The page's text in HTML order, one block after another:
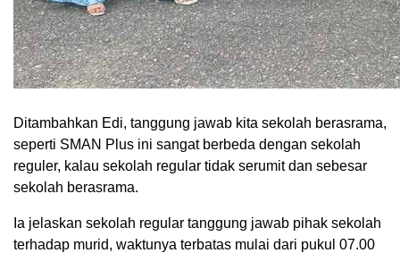
Ditambahkan Edi, tanggung jawab kita sekolah berasrama,
seperti SMAN Plus ini sangat berbeda dengan sekolah
reguler, kalau sekolah regular tidak serumit dan sebesar
sekolah berasrama.
Ia jelaskan sekolah regular tanggung jawab pihak sekolah
terhadap murid, waktunya terbatas mulai dari pukul 07.00